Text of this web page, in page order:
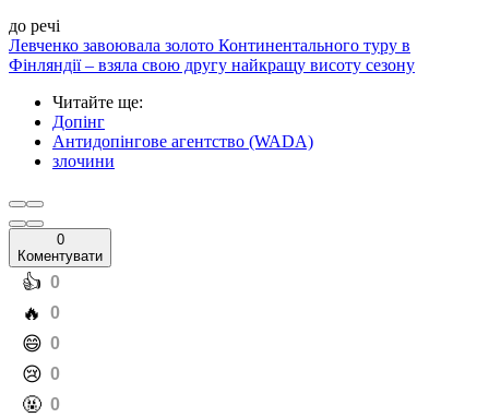
до речі
Левченко завоювала золото Континентального туру в
Фінляндії – взяла свою другу найкращу висоту сезону
Читайте ще:
Допінг
Антидопінгове агентство (WADA)
злочини
0
Коментувати
️👍 0
️🔥 0
️😄 0
️😢 0
️🤬 0